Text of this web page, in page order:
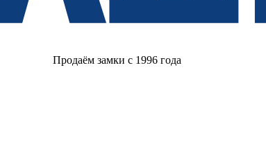
Продаём замки с 1996 года